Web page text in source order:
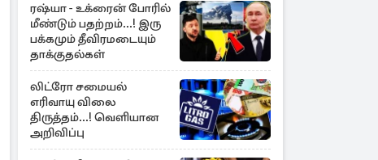
ரஷ்யா - உக்ரைன் போரில்
மீண்டும் பதற்றம்...! இரு
பக்கமும் தீவிரமடையும்
தாக்குதல்கள்
லிட்ரோ சமையல்
எரிவாயு விலை
திருத்தம்...! வெளியான
அறிவிப்பு